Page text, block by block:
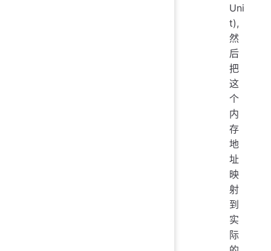
Uni
t),
然
后
把
这
个
内
存
地
址
映
射
到
实
际